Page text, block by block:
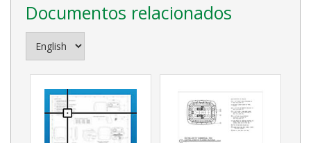
Documentos relacionados